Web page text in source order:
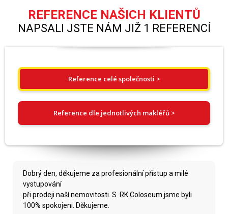
REFERENCE NAŠICH KLIENTŮ
NAPSALI JSTE NÁM JIŽ 1 REFERENCÍ
Reference celé společnosti >
Reference dle jednotlivých makléřů >
Dobrý den, děkujeme za profesionální přístup a milé
vystupování
při prodeji naší nemovitosti. S RK Coloseum jsme byli
100% spokojeni. Děkujeme.